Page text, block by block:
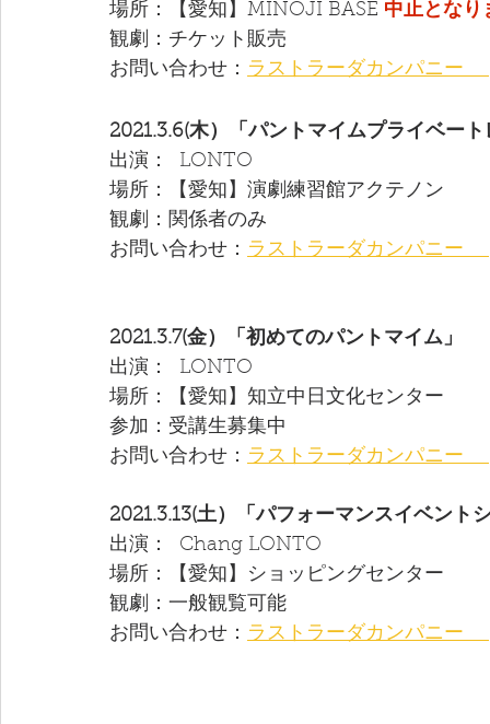
場所：【愛知】MINOJI BASE 中止となり
観劇：チケット販売
お問い合わせ： ラストラーダカンパニー
2021.3.6(木）「パントマイムプライベー
出演：  LONTO
場所：【愛知】演劇練習館アクテノン
観劇：関係者のみ
お問い合わせ： ラストラーダカンパニー
2021.3.7(金）「初めてのパントマイム」
出演：  LONTO
場所：【愛知】知立中日文化センター
参加：受講生募集中
お問い合わせ： ラストラーダカンパニー
2021.3.13(土）「パフォーマンスイベント
出演：  Chang LONTO
場所：【愛知】ショッピングセンター
観劇：一般観覧可能
お問い合わせ： ラストラーダカンパニー